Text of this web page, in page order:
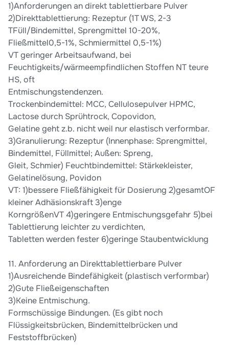
1)Anforderungen an direkt tablettierbare Pulver
2)Direkttablettierung: Rezeptur (1T WS, 2-3
TFüll/Bindemittel, Sprengmittel 10-20%,
Fließmittel0,5-1%, Schmiermittel 0,5-1%)
VT geringer Arbeitsaufwand, bei
Feuchtigkeits/wärmeempfindlichen Stoffen NT teure
HS, oft
Entmischungstendenzen.
Trockenbindemittel: MCC, Cellulosepulver HPMC,
Lactose durch Sprühtrock, Copovidon,
Gelatine geht z.b. nicht weil nur elastisch verformbar.
3)Granulierung: Rezeptur (Innenphase: Sprengmittel,
Bindemittel, Füllmittel; Außen: Spreng,
Gleit, Schmier) Feuchtbindemittel: Stärkekleister,
Gelatinelösung, Povidon
VT: 1)bessere Fließfähigkeit für Dosierung 2)gesamtOF
kleiner Adhäsionskraft 3)enge
KorngrößenVT 4)geringere Entmischungsgefahr 5)bei
Tablettierung leichter zu verdichten,
Tabletten werden fester 6)geringe Staubentwicklung
11. Anforderung an Direkttablettierbare Pulver
1)Ausreichende Bindefähigkeit (plastisch verformbar)
2)Gute Fließeigenschaften
3)Keine Entmischung.
Formschüssige Bindungen. (Es gibt noch
Flüssigkeitsbrücken, Bindemittelbrücken und
Feststoffbrücken)